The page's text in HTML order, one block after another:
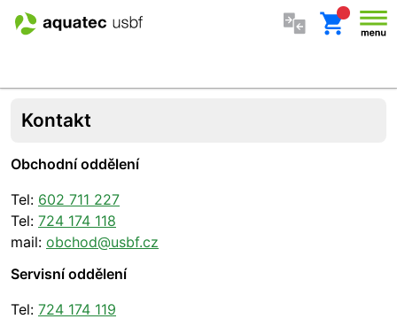
Přeskočit na obsah
Aquatec USBF
Kontakt
Kontakt
Obchodní oddělení
Tel: 602 711 227
Tel: 724 174 118
mail: obchod@usbf.cz
Servisní oddělení
Tel: 724 174 119